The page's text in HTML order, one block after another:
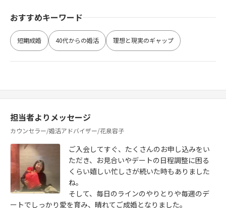
おすすめキーワード
短期成婚 40代からの婚活 理想と現実のギャップ
担当者よりメッセージ
カウンセラー/婚活アドバイザー/花泉容子
ご入会してすぐ、たくさんのお申し込みをい
ただき、お見合いやデートの日程調整に困る
くらい嬉しい忙しさが続いた時もありました
ね。
そして、毎日のラインのやりとりや毎週のデ
ートでしっかり愛を育み、晴れてご成婚となりました。